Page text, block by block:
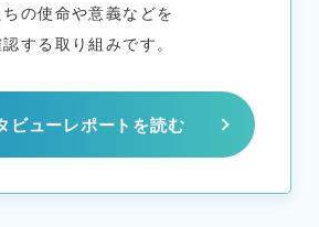
の使命や意義などを
する取り組みです。
ビューレポートを読む